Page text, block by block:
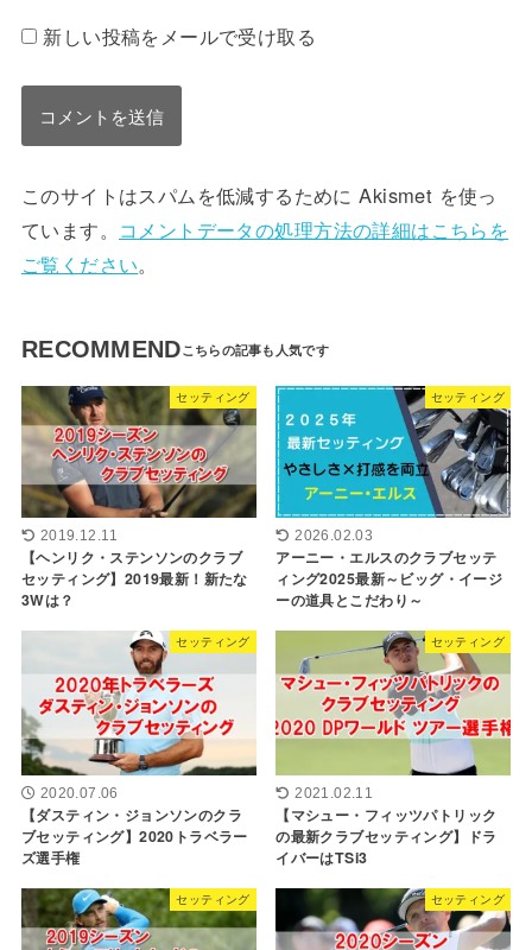
新しい投稿をメールで受け取る
このサイトはスパムを低減するために Akismet を使っ
ています。 コメントデータの処理方法の詳細はこちらを
ご覧ください。
RECOMMEND
セッティング
2019.12.11
【ヘンリク・ステンソンのクラブ
セッティング】2019最新！新たな
3Wは？
セッティング
2026.02.03
アーニー・エルスのクラブセッテ
ィング2025最新～ビッグ・イージ
ーの道具とこだわり～
セッティング
2020.07.06
【ダスティン・ジョンソンのクラ
ブセッティング】2020トラベラー
ズ選手権
セッティング
2021.02.11
【マシュー・フィッツパトリック
の最新クラブセッティング】ドラ
イバーはTSi3
セッティング セッティング